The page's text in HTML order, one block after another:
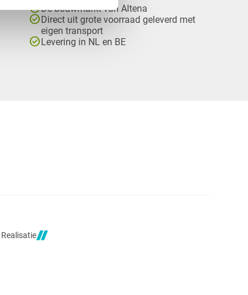
check_circleDé bouwmarkt van Altena
check_circle Direct uit grote voorraad geleverd met
eigen transport
check_circle Levering in NL en BE
Realisatie